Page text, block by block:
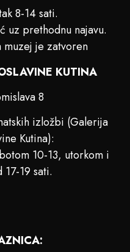
8-14 sati.
uz prethodnu najavu.
muzej je zatvoren
KUTINA
8
izložbi (Galerija
Kutina):
10-13, utorkom i
19 sati.